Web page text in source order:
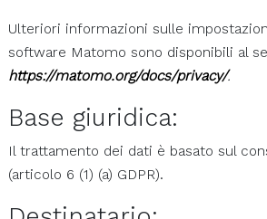
Ulteriori informazioni sulle
software Matomo sono disponibili al
https://matomo.org/docs/privacy/.
Base giuridica:
Il trattamento dei dati è basato sul
(articolo 6 (1) (a) GDPR).